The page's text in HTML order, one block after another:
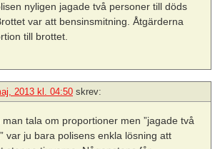
nyligen jagade två personer till döds
var att bensinsmitning. Åtgärderna
till brottet.
2013 kl. 04:50 skrev:
man tala om proportioner men ”jagade två
var ju bara polisens enkla lösning att